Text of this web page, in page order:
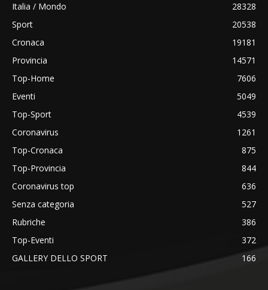
Italia / Mondo
28328
Sport
20538
Cronaca
19181
Provincia
14571
Top-Home
7606
Eventi
5049
Top-Sport
4539
Coronavirus
1261
Top-Cronaca
875
Top-Provincia
844
Coronavirus top
636
Senza categoria
527
Rubriche
386
Top-Eventi
372
GALLERY DELLO SPORT
166